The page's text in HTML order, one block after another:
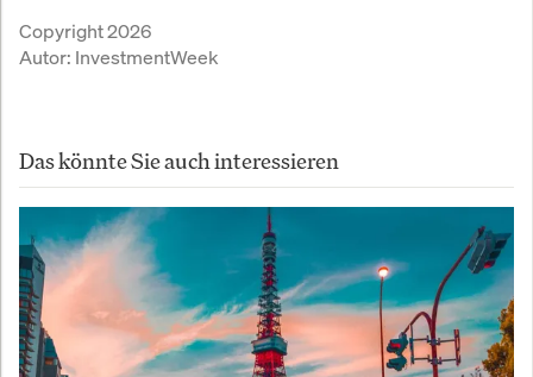
Copyright 2026
Autor: InvestmentWeek
Das könnte Sie auch interessieren